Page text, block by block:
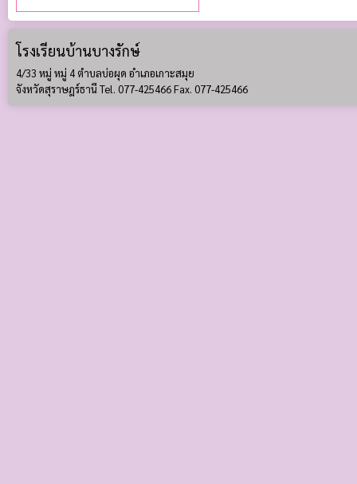
โรงเรียนบ้านบางรักษ์
4/33 หมู่ หมู่ 4 ตำบลบ่อผุด อำเภอเกาะสมุย
จังหวัดสุราษฎร์ธานี Tel. 077-425466 Fax. 077-425466